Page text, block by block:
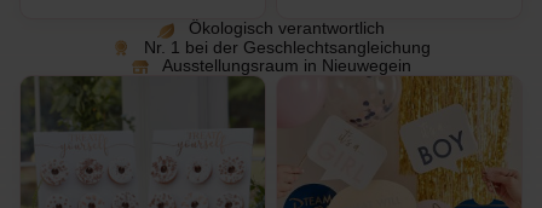
Ökologisch verantwortlich
Nr. 1 bei der Geschlechtsangleichung
Ausstellungsraum in Nieuwegein